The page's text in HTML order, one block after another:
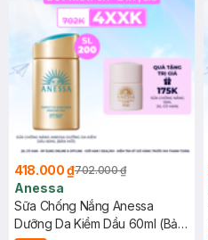
418.000 ₫702.000 ₫
Anessa
Sữa Chống Nắng Anessa
Dưỡng Da Kiềm Dầu 60ml (Bản